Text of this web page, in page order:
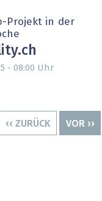
Projekt in der
- 08:00 Uhr
VORHERIGE
‹‹ ZURÜCK
NÄCHSTE
VOR ››